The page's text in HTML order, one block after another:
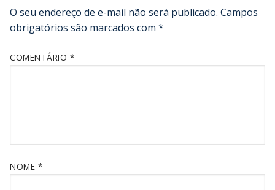
O seu endereço de e-mail não será publicado. Campos
obrigatórios são marcados com *
COMENTÁRIO *
NOME *